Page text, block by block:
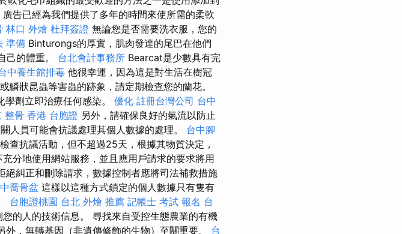
告已經為我們提供了多年的時間來使所需的柔軟
林口 外燴 杜拜簽證 無論您是否需要洗衣服，您的
準備 Binturongs的厚實，肌肉發達的尾巴在他們
己的體重。 台北會計事務所 Bearcat是少數具有完
中養生館排毒 他很幸運，因為這是對生活在樹冠
狀昆蟲等害蟲的跡象，請定期檢查您的蘭花。
學劑立即治療任何感染。 優化 註冊台灣公司 台中
整骨 香港 台胞證 另外，請確保良好的氣流以防止
人員可能會抗議處理其個人數據的處理。 台中腳
查抗議活動，但不超過25天，根據其物質決定，
充分地使用網站服務，並且應用戶請求的要求將用
絕糾正和刪除請求，數據控制者應將司法補救措施
喬骨盆 這樣以這種方式鎖定的個人數據只有隻有
台胞證桃園 台北 外燴 推薦 記帳士 考試 報名 台
的人的技術信息。 尋找來自受控生態農業的有機
外，無轉基因（非遺傳修飾的生物）至關重要。 台